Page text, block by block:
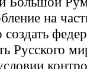
на
Русского